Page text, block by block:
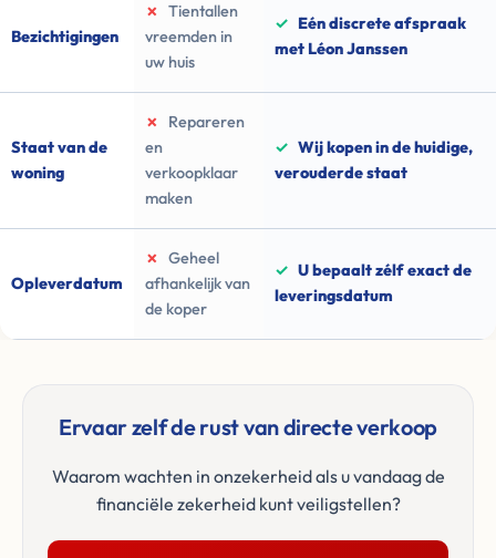
Bezichtigingen
✗
Tientallen
vreemden in
uw huis
✓ Eén discrete afspraak
met Léon Janssen
Staat van de
woning
✗
Repareren
en
verkoopklaar
maken
✓ Wij kopen in de huidige,
verouderde staat
Opleverdatum
✗
Geheel
afhankelijk van
de koper
✓ U bepaalt zélf exact de
leveringsdatum
Ervaar zelf de rust van directe verkoop
Waarom wachten in onzekerheid als u vandaag de
financiële zekerheid kunt veiligstellen?